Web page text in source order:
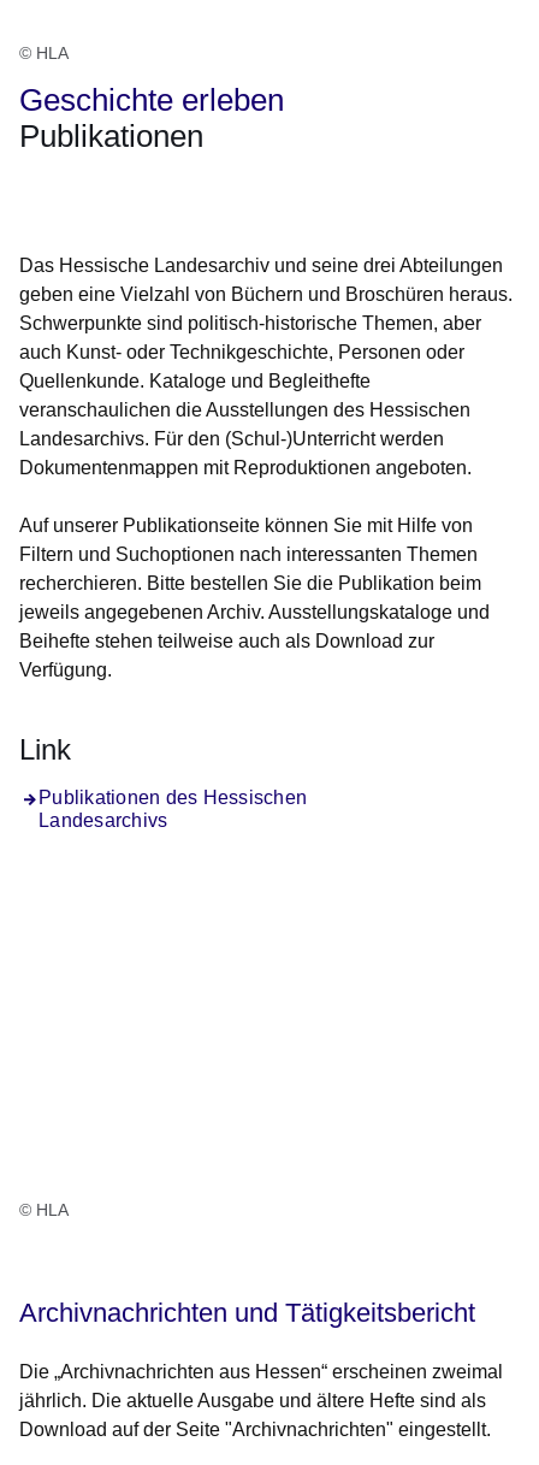
© HLA
Geschichte erleben
Publikationen
Das Hessische Landesarchiv und seine drei Abteilungen
geben eine Vielzahl von Büchern und Broschüren heraus.
Schwerpunkte sind politisch-historische Themen, aber
auch Kunst- oder Technikgeschichte, Personen oder
Quellenkunde. Kataloge und Begleithefte
veranschaulichen die Ausstellungen des Hessischen
Landesarchivs. Für den (Schul-)Unterricht werden
Dokumentenmappen mit Reproduktionen angeboten.
Auf unserer Publikationseite können Sie mit Hilfe von
Filtern und Suchoptionen nach interessanten Themen
recherchieren. Bitte bestellen Sie die Publikation beim
jeweils angegebenen Archiv. Ausstellungskataloge und
Beihefte stehen teilweise auch als Download zur
Verfügung.
Link
Publikationen des Hessischen
Landesarchivs
© HLA
Archivnachrichten und Tätigkeitsbericht
Die „Archivnachrichten aus Hessen“ erscheinen zweimal
jährlich. Die aktuelle Ausgabe und ältere Hefte sind als
Download auf der Seite "Archivnachrichten" eingestellt.